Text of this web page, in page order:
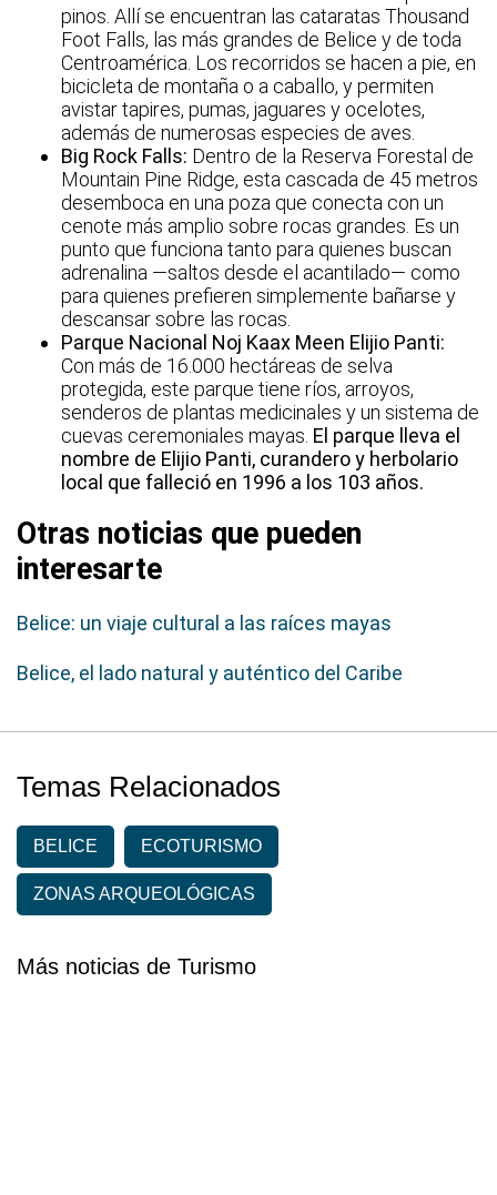
pinos. Allí se encuentran las cataratas Thousand
Foot Falls, las más grandes de Belice y de toda
Centroamérica. Los recorridos se hacen a pie, en
bicicleta de montaña o a caballo, y permiten
avistar tapires, pumas, jaguares y ocelotes,
además de numerosas especies de aves.
Big Rock Falls: Dentro de la Reserva Forestal de
Mountain Pine Ridge, esta cascada de 45 metros
desemboca en una poza que conecta con un
cenote más amplio sobre rocas grandes. Es un
punto que funciona tanto para quienes buscan
adrenalina —saltos desde el acantilado— como
para quienes prefieren simplemente bañarse y
descansar sobre las rocas.
Parque Nacional Noj Kaax Meen Elijio Panti:
Con más de 16.000 hectáreas de selva
protegida, este parque tiene ríos, arroyos,
senderos de plantas medicinales y un sistema de
cuevas ceremoniales mayas. El parque lleva el
nombre de Elijio Panti, curandero y herbolario
local que falleció en 1996 a los 103 años.
Otras noticias que pueden
interesarte
Belice: un viaje cultural a las raíces mayas
Belice, el lado natural y auténtico del Caribe
Temas Relacionados
BELICE ECOTURISMO
ZONAS ARQUEOLÓGICAS
Más noticias de Turismo